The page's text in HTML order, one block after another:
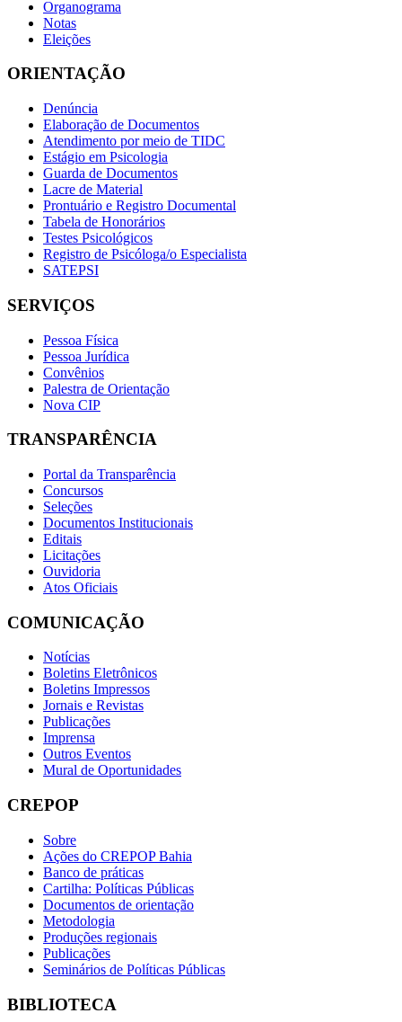
Organograma
Notas
Eleições
ORIENTAÇÃO
Denúncia
Elaboração de Documentos
Atendimento por meio de TIDC
Estágio em Psicologia
Guarda de Documentos
Lacre de Material
Prontuário e Registro Documental
Tabela de Honorários
Testes Psicológicos
Registro de Psicóloga/o Especialista
SATEPSI
SERVIÇOS
Pessoa Física
Pessoa Jurídica
Convênios
Palestra de Orientação
Nova CIP
TRANSPARÊNCIA
Portal da Transparência
Concursos
Seleções
Documentos Institucionais
Editais
Licitações
Ouvidoria
Atos Oficiais
COMUNICAÇÃO
Notícias
Boletins Eletrônicos
Boletins Impressos
Jornais e Revistas
Publicações
Imprensa
Outros Eventos
Mural de Oportunidades
CREPOP
Sobre
Ações do CREPOP Bahia
Banco de práticas
Cartilha: Políticas Públicas
Documentos de orientação
Metodologia
Produções regionais
Publicações
Seminários de Políticas Públicas
BIBLIOTECA